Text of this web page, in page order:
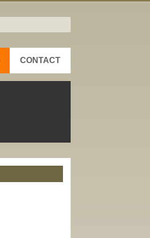
CONTACT